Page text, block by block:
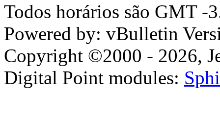
Todos horários são GMT -
Powered by: vBulletin
Copyright ©2000 - 2026,
Digital Point modules: